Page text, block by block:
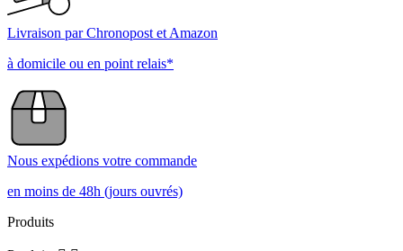
Livraison par Chronopost et Amazon
à domicile ou en point relais*
Nous expédions votre commande
en moins de 48h (jours ouvrés)
Produits